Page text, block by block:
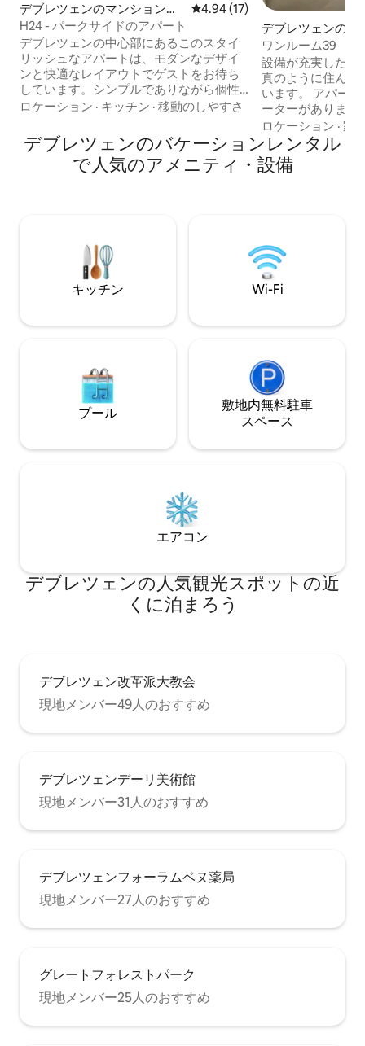
デブレツェンのマンション・
アパート
レビュー17件、5つ星中4.94つ
4.94 (17)
H24 - パークサイドのアパート
デブレツェンの中心部にあるこのスタイ
リッシュなアパートは、モダンなデザイ
ンと快適なレイアウトでゲストをお待ち
しています。シンプルでありながら個性
的なインテリアは、エレガントな色、デ
テールで空間を特別なものにします。リ
ビングルームには快適なソファと心地よ
い照明があり、ベッドルームには柔らか
アムフレンチシャワージェル/シャンプー
が備わっており、リラックスできます。
ロケーション · キッチン · 移動のしやすさ
デブレツェンのコ
ム
ワンルーム39
設備が充実したモ
真のように住んで
います。 アパートは4階にあり、エレベ
ーターがあります。 リクエストに応
無料駐車場を提供
モコンでバリアを
で、予約時にお知ら
Fi、Netflixはリス
ン類、リネン類、
お茶、お茶を持参
ロケーション ·家
デブレツェンのバケーションレンタル
で人気のアメニティ・設備
キッチン Wi-Fi
プール
敷地内無料駐⁠車
ス⁠ペ⁠ー⁠ス
エアコン
デブレツェンの人気観光スポットの近
くに泊まろう
デブレツェン改革派大教会
現地メンバー49人のおすすめ
デブレツェンデーリ美術館
現地メンバー31人のおすすめ
デブレツェンフォーラムベヌ薬局
現地メンバー27人のおすすめ
グレートフォレストパーク
現地メンバー25人のおすすめ